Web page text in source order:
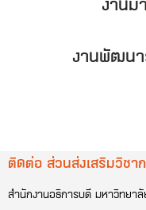
งานพัฒน
ติดต่อ ส่วนส่งเสริมวิชา
สำนักงานอธิการบดี มหาวิทยา